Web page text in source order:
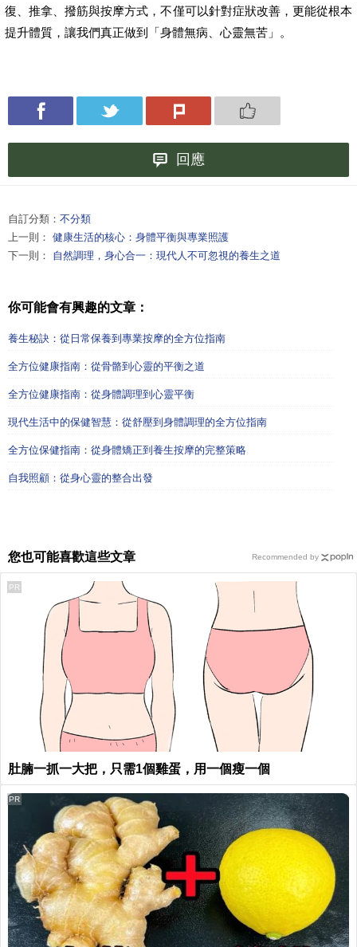
復、推拿、撥筋與按摩方式，不僅可以針對症狀改善，更能從根本
提升體質，讓我們真正做到「身體無病、心靈無苦」。
回應
自訂分類： 不分類
上一則： 健康生活的核心：身體平衡與專業照護
下一則： 自然調理，身心合一：現代人不可忽視的養生之道
你可能會有興趣的文章：
養生秘訣：從日常保養到專業按摩的全方位指南
全方位健康指南：從骨骼到心靈的平衡之道
全方位健康指南：從身體調理到心靈平衡
現代生活中的保健智慧：從舒壓到身體調理的全方位指南
全方位保健指南：從身體矯正到養生按摩的完整策略
自我照顧：從身心靈的整合出發
您也可能喜歡這些文章
肚腩一抓一大把，只需1個雞蛋，用一個瘦一個
PR
PR
Recommended by